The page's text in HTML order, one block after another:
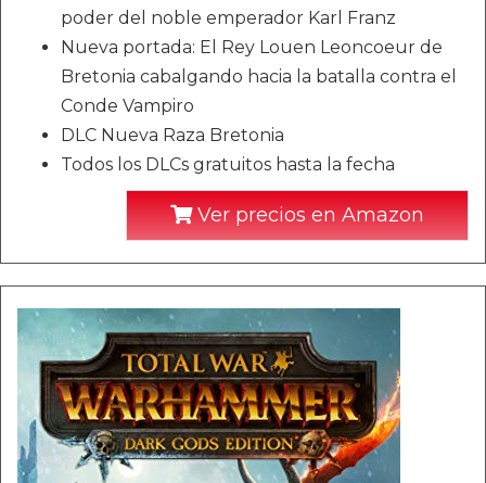
poder del noble emperador Karl Franz
Nueva portada: El Rey Louen Leoncoeur de
Bretonia cabalgando hacia la batalla contra el
Conde Vampiro
DLC Nueva Raza Bretonia
Todos los DLCs gratuitos hasta la fecha
Ver precios en Amazon